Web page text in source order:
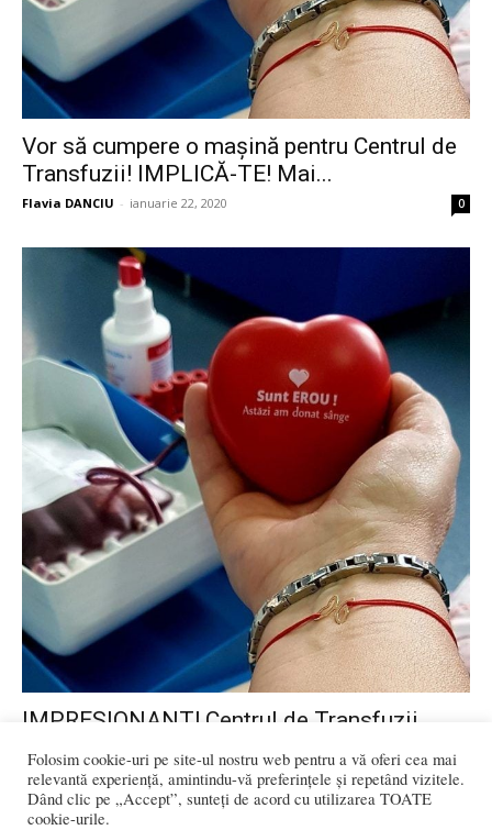
Vor să cumpere o mașină pentru Centrul de
Transfuzii! IMPLICĂ-TE! Mai...
Flavia DANCIU - ianuarie 22, 2020 0
IMPRESIONANT! Centrul de Transfuzii
Bistrița, partener de nădejde al Spitalului
în...
Flavia DANCIU - septembrie 18, 2019
Folosim cookie-uri pe site-ul nostru web pentru a vă oferi cea mai
relevantă experiență, amintindu-vă preferințele și repetând vizitele.
Dând clic pe „Accept”, sunteți de acord cu utilizarea TOATE
cookie-urile.